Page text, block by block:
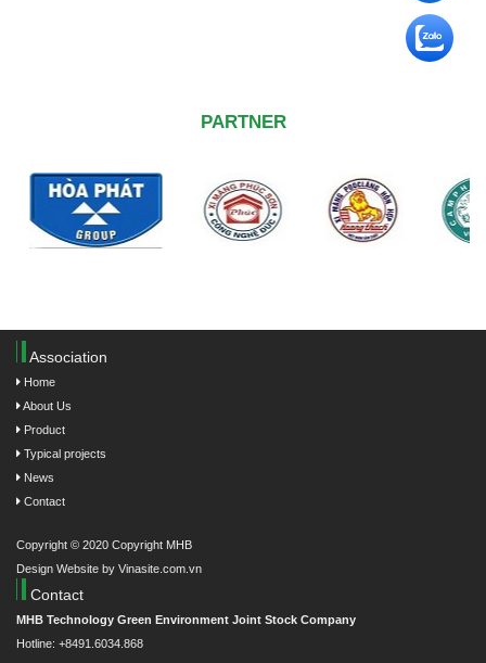
PARTNER
Association
Home
About Us
Product
Typical projects
News
Contact
Copyright © 2020 Copyright MHB
Design Website by Vinasite.com.vn
Contact
MHB Technology Green Environment Joint Stock Company
Hotline: +8491.6034.868